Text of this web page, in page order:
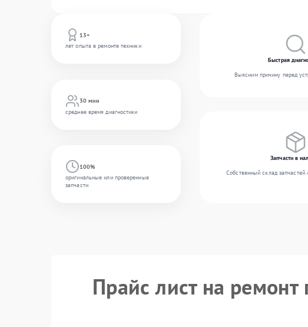
13+
лет опыта в ремонте техники
30 мин
среднее время диагностики
100%
оригинальные или проверенные
запчасти
Быстрая
Выясним причину перед
Запчасти в
Собственный склад
Прайс лист на